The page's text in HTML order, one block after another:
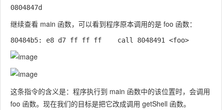
继续查看 main 函数，可以看到程序原本调用的是 foo 函数：
这条指令的含义是：程序执行到 main 函数中的该位置时，会调用
foo 函数。现在我们的目标是把它改成调用 getShell 函数。